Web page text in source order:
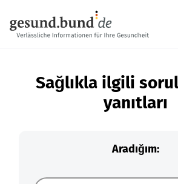
Sağlıkla ilgili
yanıtları
Aradığım: